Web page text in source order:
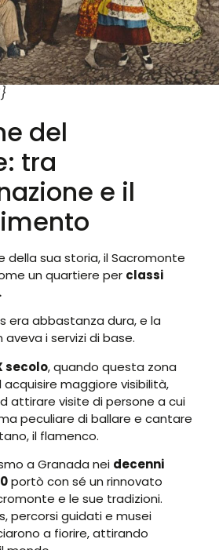
del
tra
e il
della sua storia, il Sacromonte
un quartiere per classi
era abbastanza dura, e la
i servizi di base.
secolo, quando questa zona
maggiore visibilità,
attirare visite di persone a cui
peculiare di ballare e cantare
il flamenco.
a Granada nei decenni
portò con sé un rinnovato
e le sue tradizioni.
percorsi guidati e musei
a fiorire, attirando